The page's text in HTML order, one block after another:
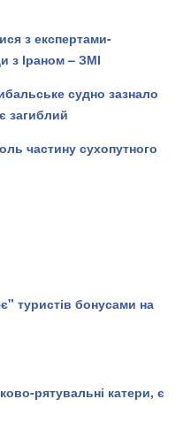
з експертами-
з Іраном – ЗМІ
судно зазнало
загиблий
частину сухопутного
туристів бонусами на
рятувальні катери, є